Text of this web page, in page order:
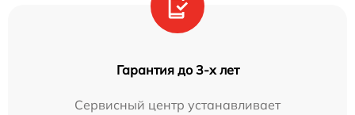
Гарантия до 3-х лет
Сервисный центр устанавливает